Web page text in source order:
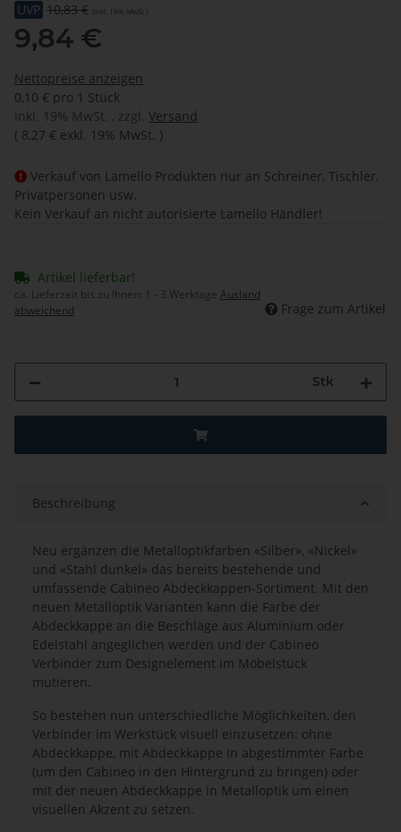
UVP 10,83 € (inkl. 19% MwSt.)
9,84 €
Nettopreise anzeigen
0,10 € pro 1 Stück
inkl. 19% MwSt. , zzgl. Versand
( 8,27 € exkl. 19% MwSt. )
Verkauf von Lamello Produkten nur an Schreiner, Tischler,
Privatpersonen usw.
Kein Verkauf an nicht autorisierte Lamello Händler!
Artikel lieferbar!
ca. Lieferzeit bis zu Ihnen: 1 - 3 Werktage Ausland
abweichend
Frage zum Artikel
Stk
Beschreibung
Neu ergänzen die Metalloptikfarben «Silber», «Nickel»
und «Stahl dunkel» das bereits bestehende und
umfassende Cabineo Abdeckkappen-Sortiment. Mit den
neuen Metalloptik Varianten kann die Farbe der
Abdeckkappe an die Beschläge aus Aluminium oder
Edelstahl angeglichen werden und der Cabineo
Verbinder zum Designelement im Möbelstück
mutieren.
So bestehen nun unterschiedliche Möglichkeiten, den
Verbinder im Werkstück visuell einzusetzen: ohne
Abdeckkappe, mit Abdeckkappe in abgestimmter Farbe
(um den Cabineo in den Hintergrund zu bringen) oder
mit der neuen Abdeckkappe in Metalloptik um einen
visuellen Akzent zu setzen.